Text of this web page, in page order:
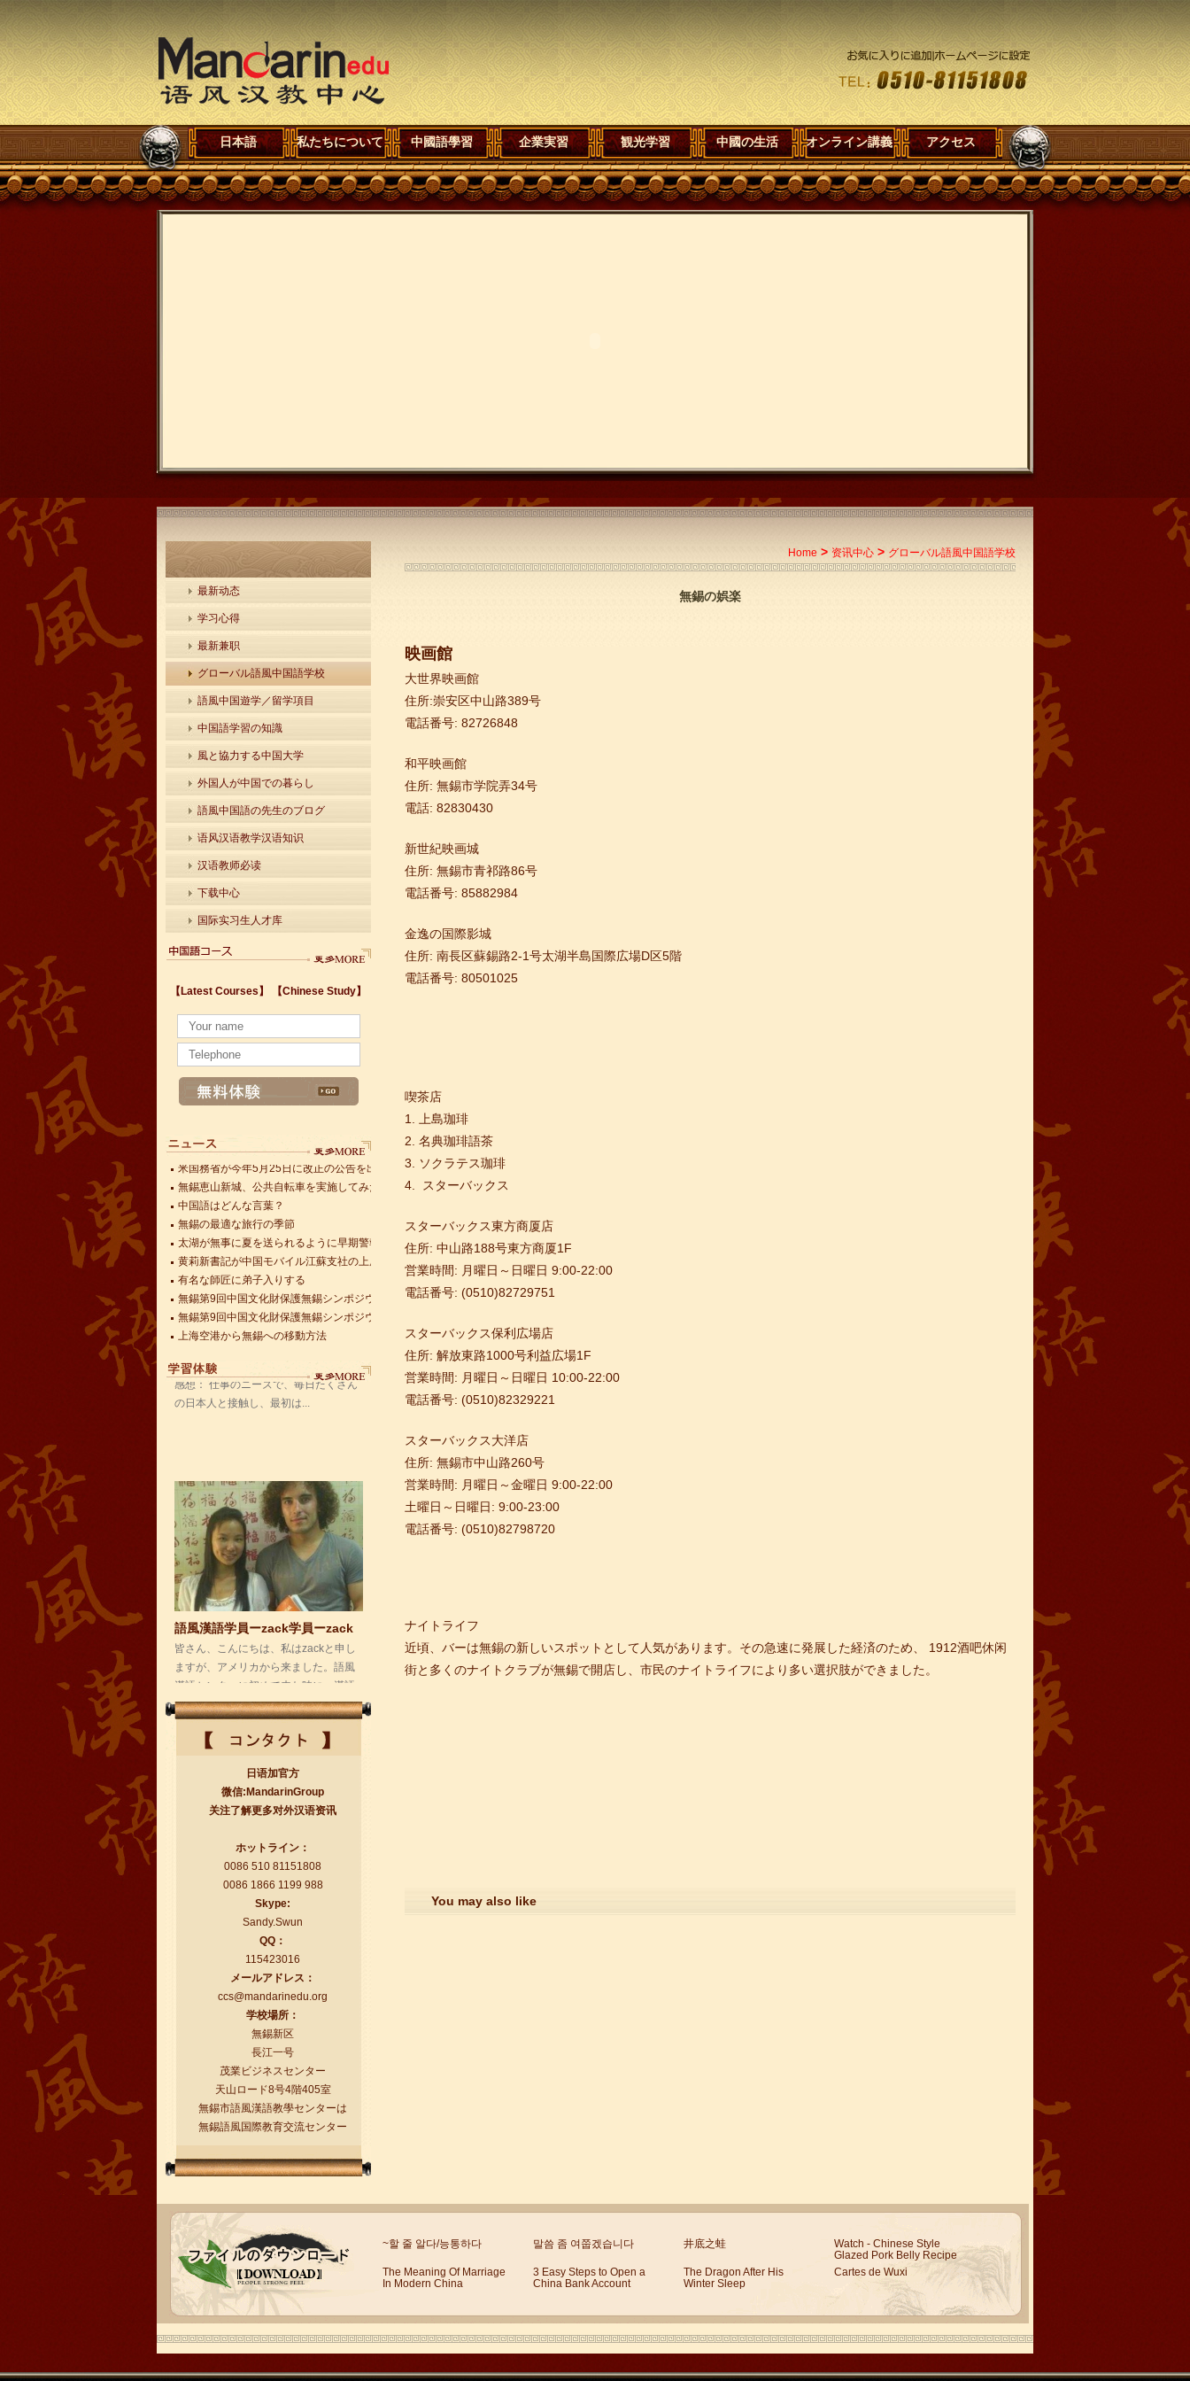
日本語 私たちについて 中國語學習 企業実習 観光学習 中國の生活 オンライン講義 アクセス
最新动态
学习心得
最新兼职
グローバル語風中国語学校
語風中国遊学／留学項目
中国語学習の知識
風と協力する中国大学
外国人が中国での暮らし
語風中国語の先生のブログ
语风汉语教学汉语知识
汉语教师必读
下载中心
国际实习生人才库
【Latest Courses】
【Chinese Study】
無錫の最適な旅行の季節
太湖が無事に夏を送られるように早期警報モニタリングを始めた
黄莉新書記が中国モバイル江蘇支社の上層管理者と面会した
有名な師匠に弟子入りする
無錫第9回中国文化財保護無錫シンポジウムが開催
無錫第9回中国文化財保護無錫シンポジウムが開催
米国務省が今年5月25日に改正の公告を出した
無錫恵山新城、公共自転車を実施してみた
中国語はどんな言葉？
無錫の最適な旅行の季節
太湖が無事に夏を送られるように早期警報モニタリングを始めた
黄莉新書記が中国モバイル江蘇支社の上層管理者と面会した
有名な師匠に弟子入りする
無錫第9回中国文化財保護無錫シンポジウムが開催
無錫第9回中国文化財保護無錫シンポジウムが開催
上海空港から無錫への移動方法
米国務省が今年5月25日に改正の公告を出した
語風漢語学員ー赵娜
語風国際教育交流グループ語風漢語セ
ンターの優秀な学生である赵娜さんの
感想： 仕事のニーズで、毎日たくさん
の日本人と接触し、最初は...
語風漢語学員ーzack学員ーzack
皆さん、こんにちは、私はzackと申し
ますが、アメリカから来ました。語風
漢語センターに初めて来た時に、漢語
はこんなに...
語風漢語学員ー付泽东
語風国際教育交流グループ語風漢語セ
ンターの優秀な生徒である付泽东さん
の感想： 皆さん、こんにちは！私の中
語風漢語学員ー任代利
語風国際教育交流グループ語風漢語セ
の感想： 皆さんこんにちは、私は任代
利と申しますが、...
日语加官方
微信:MandarinGroup
关注了解更多对外汉语资讯
ホットライン：
0086 510 81151808
0086 1866 1199 988
Skype:
Sandy.Swun
QQ：
115423016
メールアドレス：
ccs@mandarinedu.org
学校場所：
無錫新区
長江一号
茂業ビジネスセンター
天山ロード8号4階405室
無錫市語風漢語教學センターは
無錫語風国際教育交流センター
Home > 资讯中心 > グローバル語風中国語学校
無錫の娯楽
映画館
大世界映画館
住所:崇安区中山路389号
電話番号: 82726848
和平映画館
住所: 無錫市学院弄34号
電話: 82830430
新世紀映画城
住所: 無錫市青祁路86号
電話番号: 85882984
金逸の国際影城
住所: 南長区蘇錫路2-1号太湖半島国際広場D区5階
電話番号: 80501025
喫茶店
1. 上島珈琲
2. 名典珈琲語茶
3. ソクラテス珈琲
4. スターバックス
スターバックス東方商厦店
住所: 中山路188号東方商厦1F
営業時間: 月曜日～日曜日 9:00-22:00
電話番号: (0510)82729751
スターバックス保利広場店
住所: 解放東路1000号利益広場1F
営業時間: 月曜日～日曜日 10:00-22:00
電話番号: (0510)82329221
スターバックス大洋店
住所: 無錫市中山路260号
営業時間: 月曜日～金曜日 9:00-22:00
土曜日～日曜日: 9:00-23:00
電話番号: (0510)82798720
ナイトライフ
近頃、バーは無錫の新しいスポットとして人気があります。その急速に発展した経済のため、 1912酒吧休闲
街と多くのナイトクラブが無錫で開店し、市民のナイトライフにより多い選択肢ができました。
You may also like
~할 줄 알다/능통하다 말씀 좀 여쭙겠습니다 井底之蛙
Watch - Chinese Style
Glazed Pork Belly Recipe
The Meaning Of Marriage
In Modern China
3 Easy Steps to Open a
China Bank Account
The Dragon After His
Winter Sleep
Cartes de Wuxi